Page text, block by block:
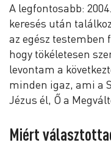
A legfontosabb:
keresés után
az egész
hogy tökéletesen
levontam a
minden igaz, ami a
Jézus él, Ő a
Miért